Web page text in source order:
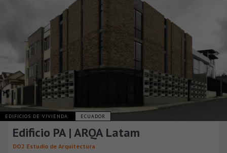
EDIFICIOS DE VIVIENDA ECUADOR
Edificio PA | ARQA Latam
DO2 Estudio de Arquitectura